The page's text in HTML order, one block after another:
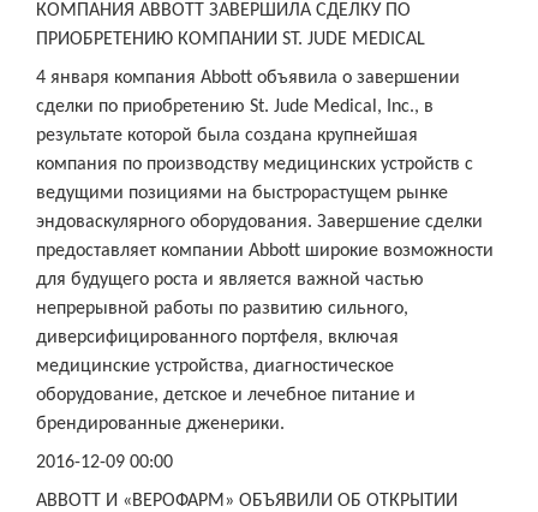
КОМПАНИЯ ABBOTT ЗАВЕРШИЛА СДЕЛКУ ПО
ПРИОБРЕТЕНИЮ КОМПАНИИ ST. JUDE MEDICAL
4 января компания Abbott объявила о завершении
сделки по приобретению St. Jude Medical, Inc., в
результате которой была создана крупнейшая
компания по производству медицинских устройств с
ведущими позициями на быстрорастущем рынке
эндоваскулярного оборудования. Завершение сделки
предоставляет компании Abbott широкие возможности
для будущего роста и является важной частью
непрерывной работы по развитию сильного,
диверсифицированного портфеля, включая
медицинские устройства, диагностическое
оборудование, детское и лечебное питание и
брендированные дженерики.
2016-12-09 00:00
ABBOTT И «ВЕРОФАРМ» ОБЪЯВИЛИ ОБ ОТКРЫТИИ